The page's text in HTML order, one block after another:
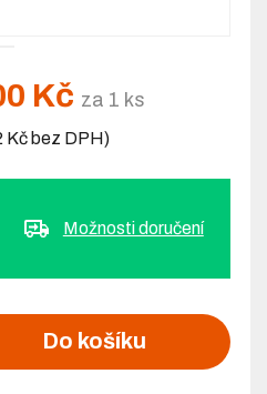
Kč za 1 ks
Kč bez DPH)
Možnosti doručení
Do košíku